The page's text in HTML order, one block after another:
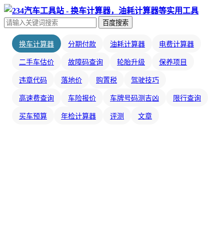
百度搜索
换车计算器 分期付款 油耗计算器 电费计算器
二手车估价 故障码查询 轮胎升级 保养项目
违章代码 落地价 购置税 驾驶技巧
高速费查询 车险报价 车牌号码测吉凶 限行查询
买车预算 年检计算器 评测 文章